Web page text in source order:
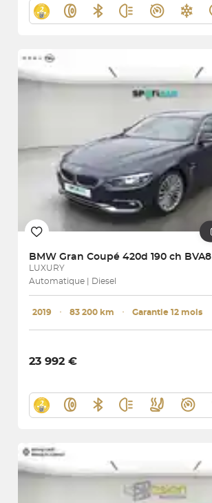
BMW Gran Coupé 420d 190 ch BVA8
LUXURY
Automatique | Diesel
2019 ･ 83 200 km ･ Garantie 12 mois
23 992 €